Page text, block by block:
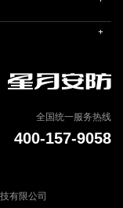
+
全国统一服务热线
400-157-9058
有限公司